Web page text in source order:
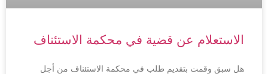
الاستعلام عن قضية في محكمة الاستئناف
هل سبق وقمت بتقديم طلب في محكمة الاستئناف من أجل